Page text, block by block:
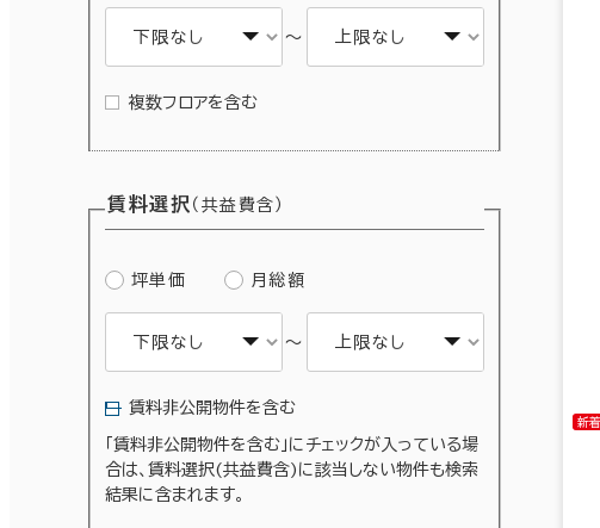
～
複数フロアを含む
賃料選択 （共益費含）
坪単価 月総額
～
賃料非公開物件を含む
「賃料非公開物件を含む」にチェックが入っている場
合は、賃料選択(共益費含)に該当しない物件も検索
結果に含まれます。